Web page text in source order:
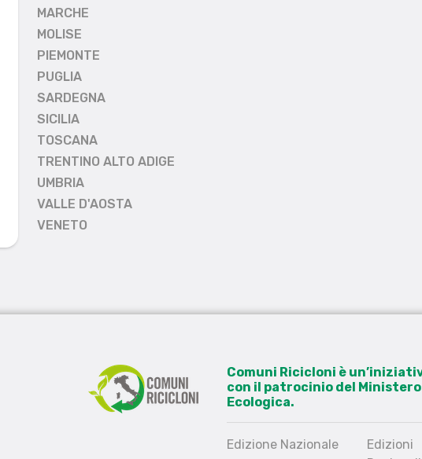
MARCHE
MOLISE
PIEMONTE
PUGLIA
SARDEGNA
SICILIA
TOSCANA
TRENTINO ALTO ADIGE
UMBRIA
VALLE D'AOSTA
VENETO
Comuni Ricicloni è
con il patrocinio del
Ecologica.
Edizione Nazionale
Edizioni